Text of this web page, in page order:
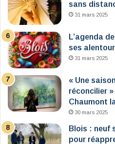
sans
31 mars 2025
L’agenda
ses
31 mars 2025
« Une
réconcilier
Chaumont
30 mars 2025
Blois : neuf
pour